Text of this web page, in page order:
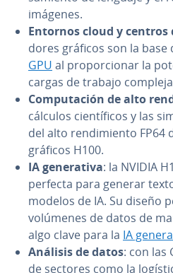
imágenes.
Entornos cloud y centros
do­res gráficos son la base
GPU al pro­po­r­cio­nar la
cargas de trabajo
Co­mpu­tación de alto
cálculos cie­n­tí­fi­cos y las
del alto re­n­di­mie­n­to FP64
gráficos H100.
IA ge­ne­ra­ti­va: la NVIDIA
perfecta para generar
modelos de IA. Su diseño
volúmenes de datos de
algo clave para la IA
Análisis de datos: con las
de sectores como la